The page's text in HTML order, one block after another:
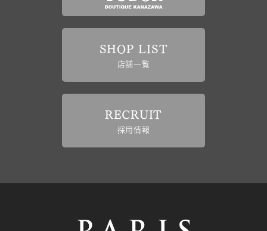
SHOP LIST
店舗一覧
RECRUIT
採用情報